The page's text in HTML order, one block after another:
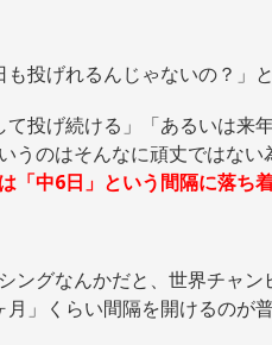
投げれるんじゃないの？」
て投げ続ける」「あるいは来
のはそんなに頑丈ではない
「中6日」という間隔に落ち
ングなんかだと、世界チャ
」くらい間隔を開けるのが普